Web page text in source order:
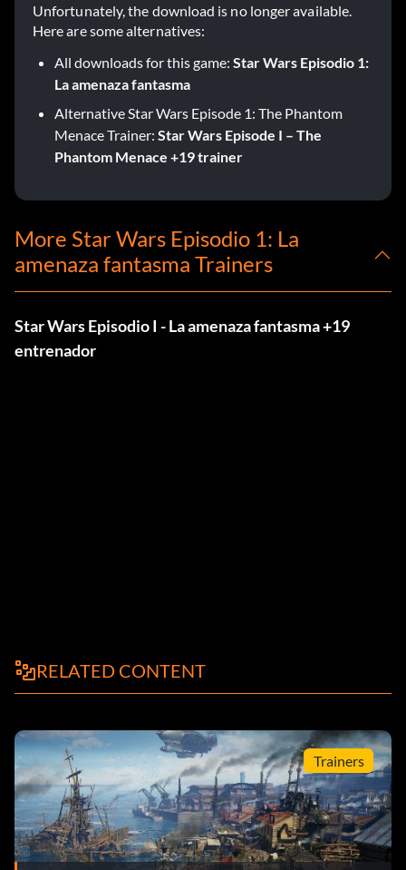
Unfortunately, the download is no longer available.
Here are some alternatives:
All downloads for this game: Star Wars Episodio 1:
La amenaza fantasma
Alternative Star Wars Episode 1: The Phantom
Menace Trainer: Star Wars Episode I – The
Phantom Menace +19 trainer
More Star Wars Episodio 1: La
amenaza fantasma Trainers
Star Wars Episodio I - La amenaza fantasma +19
entrenador
RELATED CONTENT
Trainers